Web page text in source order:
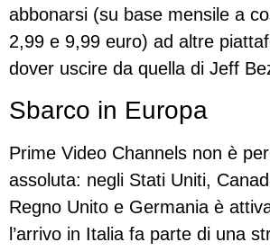
abbonarsi (su base mensile a
2,99 e 9,99 euro) ad altre
dover uscire da quella di Jeff
Sbarco in Europa
Prime Video Channels non è
assoluta: negli Stati Uniti,
Regno Unito e Germania è
l’arrivo in Italia fa parte di una